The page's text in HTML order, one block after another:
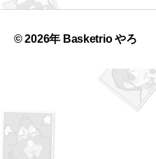
© 2026年 Basketrio やろ